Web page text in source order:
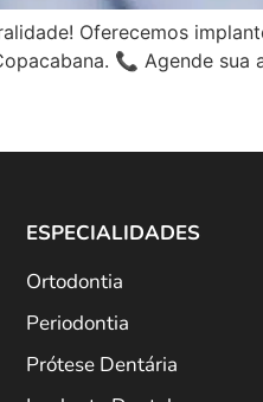
Oferecemos
📞 Agende sua
ESPECIALIDADES
Ortodontia
Periodontia
Prótese Dentária